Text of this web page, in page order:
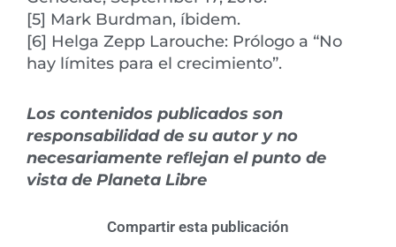
[5] Mark Burdman, íbidem.
[6] Helga Zepp Larouche: Prólogo a “No
hay límites para el crecimiento”.
Los contenidos publicados son
responsabilidad de su autor y no
necesariamente reﬂejan el punto de
vista de Planeta Libre
Compartir esta publicación